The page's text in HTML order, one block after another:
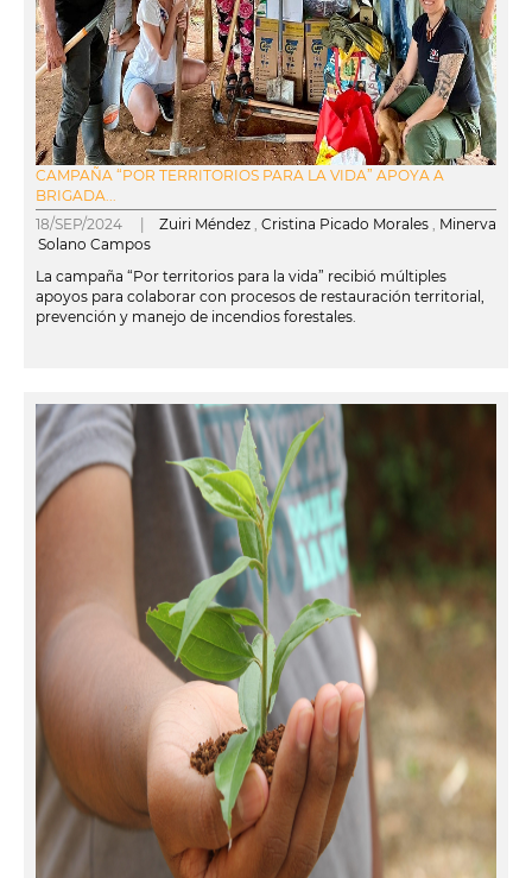
CAMPAÑA “POR TERRITORIOS PARA LA VIDA” APOYA A
BRIGADA...
18/SEP/2024 | Zuiri Méndez Cristina Picado Morales
Minerva
Solano Campos
La campaña “Por territorios para la vida” recibió múltiples
apoyos para colaborar con procesos de restauración territorial,
prevención y manejo de incendios forestales.